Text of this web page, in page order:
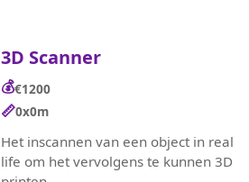
3D Scanner
💰€1200
📏0x0m
Het inscannen van een object in real
life om het vervolgens te kunnen 3D